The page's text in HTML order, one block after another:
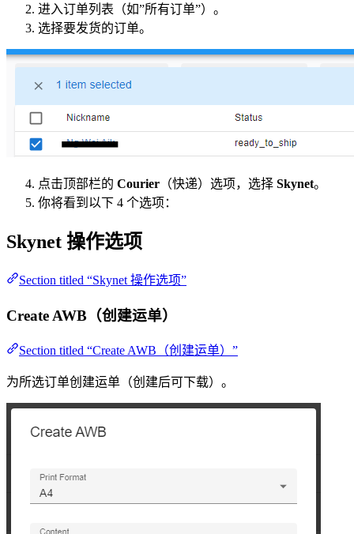
进入订单列表（如”所有订单”）。
选择要发货的订单。
点击顶部栏的 Courier （快递）选项，选择 Skynet。
你将看到以下 4 个选项：
Skynet 操作选项
Section titled “Skynet 操作选项”
Create AWB（创建运单）
Section titled “Create AWB（创建运单）”
为所选订单创建运单（创建后可下载）。